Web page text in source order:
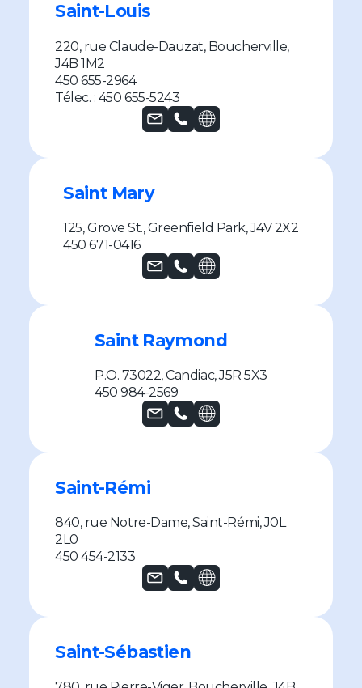
Saint-Louis
220, rue Claude-Dauzat, Boucherville,
J4B 1M2
450 655-2964
Télec. : 450 655-5243
Saint Mary
125, Grove St., Greenfield Park, J4V 2X2
450 671-0416
Saint Raymond
P.O. 73022, Candiac, J5R 5X3
450 984-2569
Saint-Rémi
840, rue Notre-Dame, Saint-Rémi, J0L
2L0
450 454-2133
Saint-Sébastien